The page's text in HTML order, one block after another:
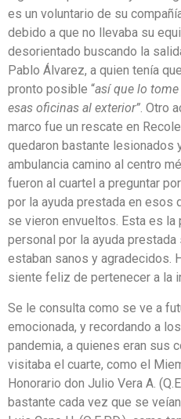
es un voluntario de su
debido a que no llevaba su
desorientado buscando la
Pablo Álvarez, a quien tenía
pronto posible “así que lo
esas oficinas al exterior”. Otro
marco fue un rescate en
quedaron bastante lesionados
ambulancia camino al centro
fueron al cuartel a preguntar
por la ayuda prestada en esos
se vieron envueltos. Esta es
personal por la ayuda
estaban sanos y agradecidos.
siente feliz de pertenecer a la
Se le consulta como se ve a
emocionada, y recordando a
pandemia, a quienes eran sus
visitaba el cuarte, como el
Honorario don Julio Vera A.
bastante cada vez que se